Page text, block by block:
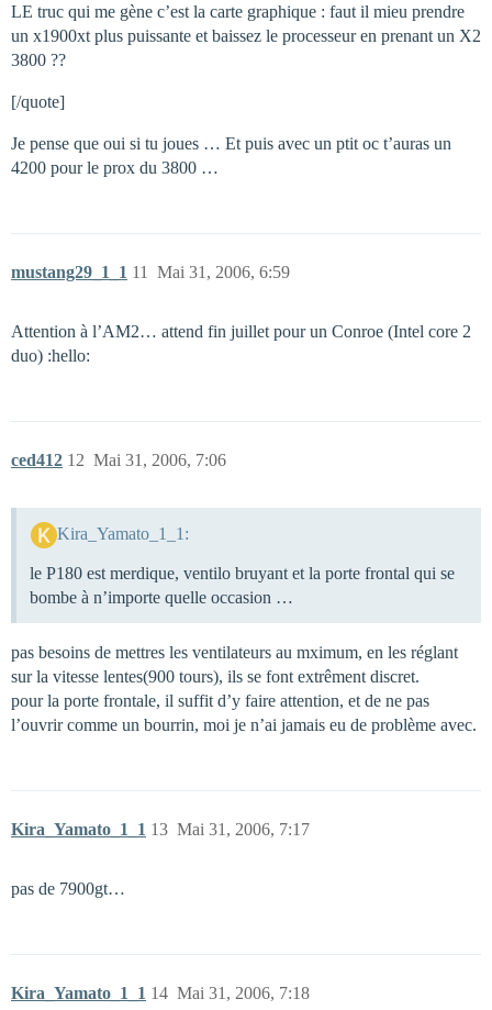
LE truc qui me gène c’est la carte graphique : faut il mieu prendre
un x1900xt plus puissante et baissez le processeur en prenant un X2
3800 ??
[/quote]
Je pense que oui si tu joues … Et puis avec un ptit oc t’auras un
4200 pour le prox du 3800 …
mustang29_1_1 Mai 31, 2006, 6:59
11
Attention à l’AM2… attend fin juillet pour un Conroe (Intel core 2
duo) :hello:
ced412 Mai 31, 2006, 7:06
12
Kira_Yamato_1_1:
le P180 est merdique, ventilo bruyant et la porte frontal qui se
bombe à n’importe quelle occasion …
pas besoins de mettres les ventilateurs au mximum, en les réglant
sur la vitesse lentes(900 tours), ils se font extrêment discret.
pour la porte frontale, il suffit d’y faire attention, et de ne pas
l’ouvrir comme un bourrin, moi je n’ai jamais eu de problème avec.
Kira_Yamato_1_1 Mai 31, 2006, 7:17
13
pas de 7900gt…
Kira_Yamato_1_1 Mai 31, 2006, 7:18
14